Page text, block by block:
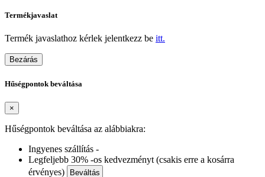
Termékjavaslat
Termék javaslathoz kérlek jelentkezz be itt.
Bezárás
Hűségpontok beváltása
×
Hűségpontok beváltása az alábbiakra:
Ingyenes szállítás -
Legfeljebb 30% -os kedvezményt (csakis erre a kosárra
érvényes)
Beváltás